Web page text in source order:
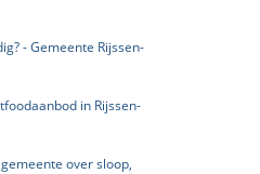
- Gemeente Rijssen-
in Rijssen-
over sloop,